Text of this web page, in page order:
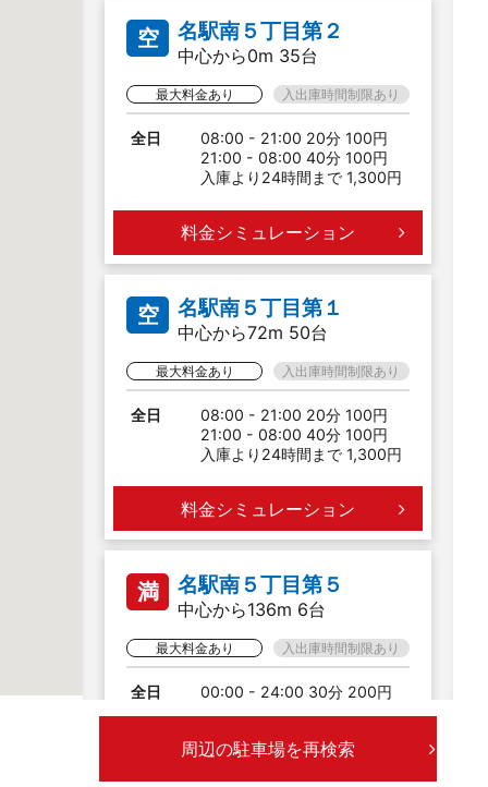
空 名駅南５丁目第２
中心から0m 35台
最大料金あり 入出庫時間制限あり
全日
08:00 - 21:00 20分 100円
21:00 - 08:00 40分 100円
入庫より24時間まで 1,300円
料金シミュレーション
空 名駅南５丁目第１
中心から72m 50台
最大料金あり 入出庫時間制限あり
全日
08:00 - 21:00 20分 100円
21:00 - 08:00 40分 100円
入庫より24時間まで 1,300円
料金シミュレーション
満 名駅南５丁目第５
中心から136m 6台
最大料金あり 入出庫時間制限あり
全日
00:00 - 24:00 30分 200円
円
周辺の駐車場を再検索